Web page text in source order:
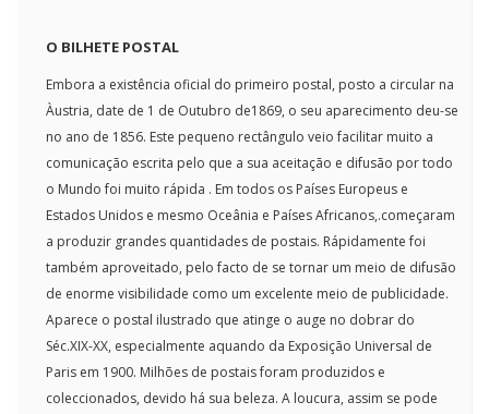
O BILHETE POSTAL
Embora a existência oficial do primeiro postal, posto a circular na
Àustria, date de 1 de Outubro de1869, o seu aparecimento deu-se
no ano de 1856. Este pequeno rectângulo veio facilitar muito a
comunicação escrita pelo que a sua aceitação e difusão por todo
o Mundo foi muito rápida . Em todos os Países Europeus e
Estados Unidos e mesmo Oceânia e Países Africanos,.começaram
a produzir grandes quantidades de postais. Rápidamente foi
também aproveitado, pelo facto de se tornar um meio de difusão
de enorme visibilidade como um excelente meio de publicidade.
Aparece o postal ilustrado que atinge o auge no dobrar do
Séc.XIX-XX, especialmente aquando da Exposição Universal de
Paris em 1900. Milhões de postais foram produzidos e
coleccionados, devido há sua beleza. A loucura, assim se pode